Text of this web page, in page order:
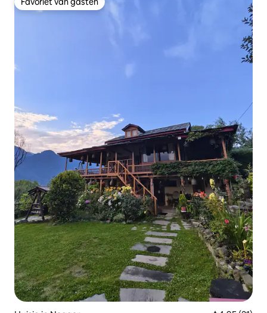
Favoriet van gasten